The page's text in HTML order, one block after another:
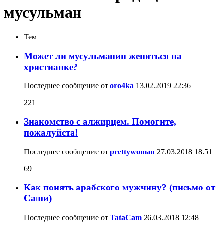
мусульман
Тем
Может ли мусульманин жениться на
христианке?
Последнее сообщение от oro4ka 13.02.2019 22:36
221
Знакомство с алжирцем. Помогите,
пожалуйста!
Последнее сообщение от prettywoman 27.03.2018 18:51
69
Как понять арабского мужчину? (письмо от
Саши)
Последнее сообщение от TataCam 26.03.2018 12:48